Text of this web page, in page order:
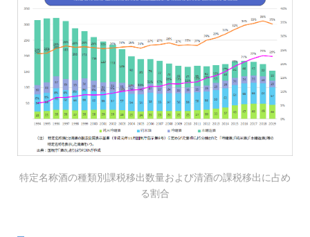
特定名称酒の種類別課税移出数量および清酒の課税移出に占め
る割合